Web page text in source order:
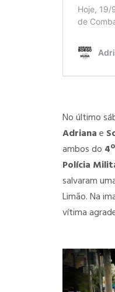
No último
Adrianae
ambos do
Polícia
salvaram
Limão. Na
vítima